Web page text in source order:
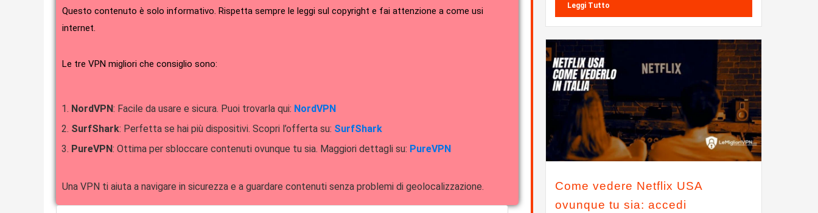
Questo contenuto è solo informativo. Rispetta sempre le leggi sul copyright e fai attenzione a come usi
internet.
Le tre VPN migliori che consiglio sono:
NordVPN: Facile da usare e sicura. Puoi trovarla qui: NordVPN
SurfShark: Perfetta se hai più dispositivi. Scopri l’offerta su: SurfShark
PureVPN: Ottima per sbloccare contenuti ovunque tu sia. Maggiori dettagli su: PureVPN
Una VPN ti aiuta a navigare in sicurezza e a guardare contenuti senza problemi di geolocalizzazione.
Leggi Tutto
Come vedere Netflix USA
ovunque tu sia: accedi